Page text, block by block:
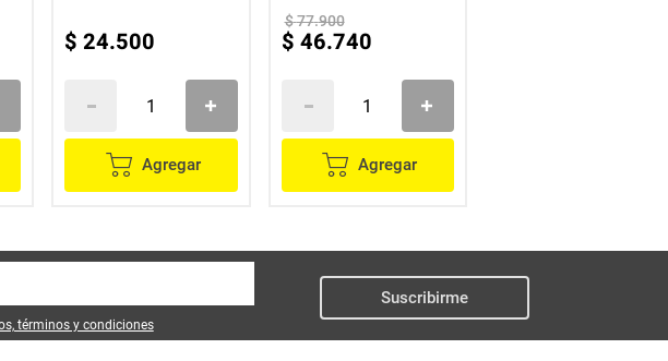
$ 24.500
Agregar
$77.900
$ 46.740
Agregar
términos y condiciones
Suscribirme